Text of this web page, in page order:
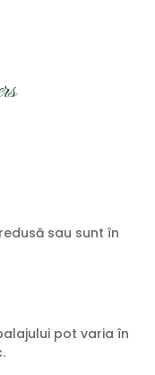
sau sunt în
pot varia în